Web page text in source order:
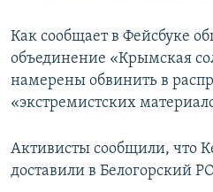
КРЫМ.НЕПОКОРЕННЫЙ
ELIFBE
Все сайты RFE/RL
Как сообщает в Фейсбуке
объединение «Крымская
намерены обвинить в
«экстремистских
Активисты сообщили, что
доставили в Белогорский